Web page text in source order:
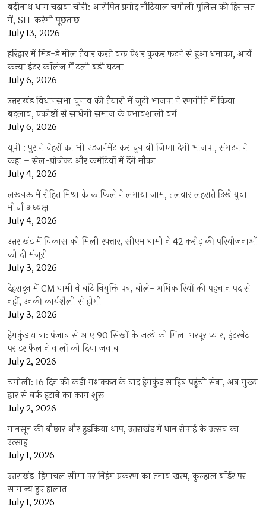
बद्रीनाथ धाम चढ़ावा चोरी: आरोपित प्रमोद नौटियाल चमोली पुलिस की हिरासत
में, SIT करेगी पूछताछ
July 13, 2026
हरिद्वार में मिड-डे मील तैयार करते वक्त प्रेशर कुकर फटने से हुआ धमाका, आर्य
कन्या इंटर कॉलेज में टली बड़ी घटना
July 6, 2026
उत्तराखंंड विधानसभा चुनाव की तैयारी में जुटी भाजपा ने रणनीति में किया
बदलाव, प्रकोष्ठों से साधेगी समाज के प्रभावशाली वर्ग
July 6, 2026
यूपी : पुराने चेहरों का भी एडजर्नमेंट कर चुनावी जिम्मा देगी भाजपा, संगठन ने
कहा – सेल-प्रोजेक्ट और कमेटियों में देंगे मौका
July 4, 2026
लखनऊ में रोहित मिश्रा के काफिले ने लगाया जाम, तलवार लहराते दिखे युवा
मोर्चा अध्यक्ष
July 4, 2026
उत्तराखंड में विकास को मिली रफ्तार, सीएम धामी ने 42 करोड़ की परियोजनाओं
को दी मंजूरी
July 3, 2026
देहरादून में CM धामी ने बांटे नियुक्ति पत्र, बोले- अधिकारियों की पहचान पद से
नहीं, उनकी कार्यशैली से होगी
July 3, 2026
हेमकुंड यात्रा: पंजाब से आए 90 सिखों के जत्थे को मिला भरपूर प्यार, इंटरनेट
पर डर फैलाने वालों को दिया जवाब
July 2, 2026
चमोली: 16 दिन की कड़ी मशक्कत के बाद हेमकुंड साहिब पहुंची सेना, अब मुख्य
द्वार से बर्फ हटाने का काम शुरू
July 2, 2026
मानसून की बौछार और हुड़किया थाप, उत्तराखंड में धान रोपाई के उत्सव का
उत्साह
July 1, 2026
उत्तराखंड-हिमाचल सीमा पर निहंग प्रकरण का तनाव खत्म, कुल्हाल बॉर्डर पर
सामान्य हुए हालात
July 1, 2026